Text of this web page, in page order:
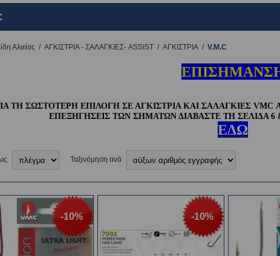
Αλιείας / ΑΓΚΙΣΤΡΙΑ - ΣΑΛΑΓΚΙΕΣ- ASSIST / ΑΓΚΙΣΤΡΙΑ / V.M.C
ΤΗ ΣΩΣΤΟΤΕΡΗ ΕΠΙΛΟΓΗ ΣΕ ΑΓΚΙΣΤΡΙΑ ΚΑΙ ΣΑΛΑΓΚΙΕΣ VMC
ΕΠΕΞΗΓΗΣΕΙΣ ΤΩΝ ΣΗΜΑΤΩΝ ΔΙΑΒΑΣΤΕ ΤΗ ΣΕΛΙΔΑ
ΕΔΩ
Ταξινόμηση ανά
-10% -10%